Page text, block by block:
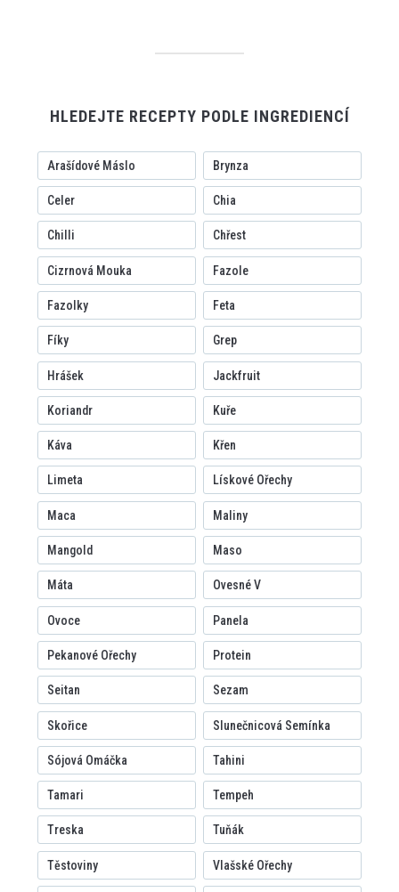
HLEDEJTE RECEPTY PODLE INGREDIENCÍ
Arašídové Máslo Brynza
Celer Chia
Chilli Chřest
Cizrnová Mouka Fazole
Fazolky Feta
Fíky Grep
Hrášek Jackfruit
Koriandr Kuře
Káva Křen
Limeta Lískové Ořechy
Maca Maliny
Mangold Maso
Máta Ovesné V
Ovoce Panela
Pekanové Ořechy Protein
Seitan Sezam
Skořice Slunečnicová Semínka
Sójová Omáčka Tahini
Tamari Tempeh
Treska Tuňák
Těstoviny Vlašské Ořechy